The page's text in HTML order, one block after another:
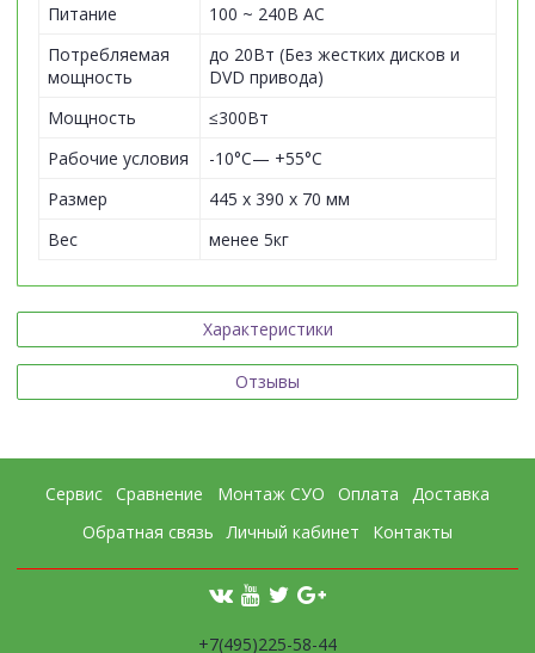
Питание
100 ~ 240В AC
Потребляемая
мощность
до 20Вт (Без жестких дисков и
DVD привода)
Мощность
≤300Вт
Рабочие условия
-10°C— +55°C
Размер
445 x 390 x 70 мм
Вес
менее 5кг
Характеристики
Отзывы
Сервис Сравнение Монтаж СУО Оплата
Доставка
Обратная связь
Личный кабинет Контакты
+7(495)225-58-44